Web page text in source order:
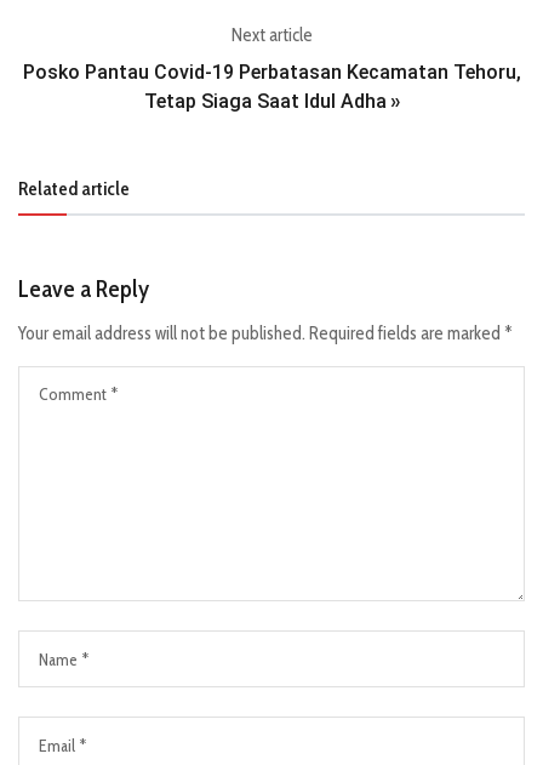
Next article
Posko Pantau Covid-19 Perbatasan Kecamatan Tehoru,
Tetap Siaga Saat Idul Adha »
Related article
Leave a Reply
Your email address will not be published. Required fields are marked *